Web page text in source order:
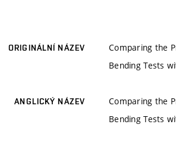
ORIGINÁLNÍ NÁZEV
Comparing the
Bending Tests
ANGLICKÝ NÁZEV
Comparing the
Bending Tests